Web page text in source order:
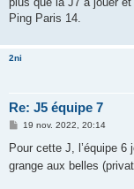
Ping Paris 14.
2ni
Re: J5 équipe 7
M
s
a
19 nov. 2022, 20:14
Pour cette J, l’équipe
grange aux belles